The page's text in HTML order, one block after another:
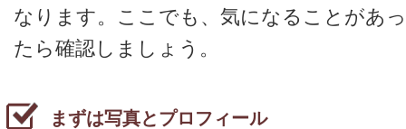
なります。ここでも、気になることがあっ
たら確認しましょう。
まずは写真とプロフィール